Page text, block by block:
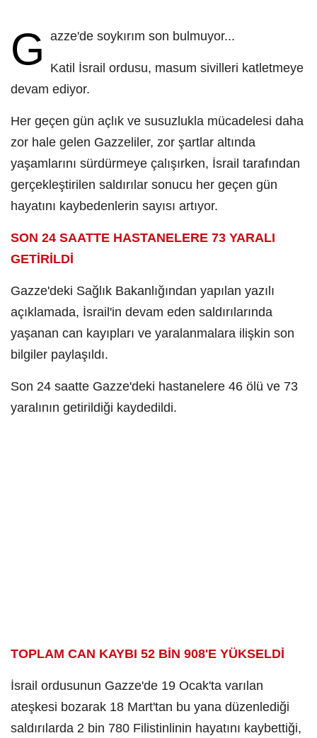
G azze'de soykırım son bulmuyor...
Katil İsrail ordusu, masum sivilleri katletmeye
devam ediyor.
Her geçen gün açlık ve susuzlukla mücadelesi daha
zor hale gelen Gazzeliler, zor şartlar altında
yaşamlarını sürdürmeye çalışırken, İsrail tarafından
gerçekleştirilen saldırılar sonucu her geçen gün
hayatını kaybedenlerin sayısı artıyor.
SON 24 SAATTE HASTANELERE 73 YARALI
GETİRİLDİ
Gazze'deki Sağlık Bakanlığından yapılan yazılı
açıklamada, İsrail'in devam eden saldırılarında
yaşanan can kayıpları ve yaralanmalara ilişkin son
bilgiler paylaşıldı.
Son 24 saatte Gazze'deki hastanelere 46 ölü ve 73
yaralının getirildiği kaydedildi.
TOPLAM CAN KAYBI 52 BİN 908'E YÜKSELDİ
İsrail ordusunun Gazze'de 19 Ocak'ta varılan
ateşkesi bozarak 18 Mart'tan bu yana düzenlediği
saldırılarda 2 bin 780 Filistinlinin hayatını kaybettiği,